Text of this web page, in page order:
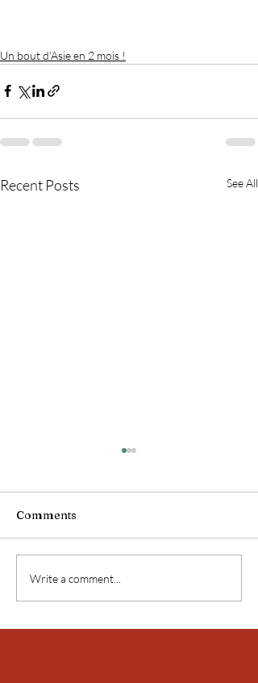
Un bout d'Asie en 2 mois !
Recent Posts See All
Birmanie !
Comments
Write a comment...